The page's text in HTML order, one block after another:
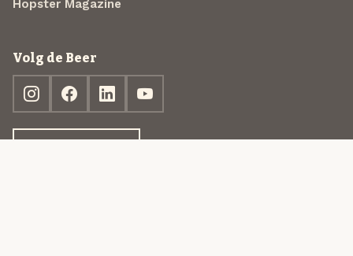
Hopster Magazine
Volg de Beer